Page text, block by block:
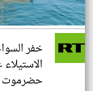
خفر
حضرموت